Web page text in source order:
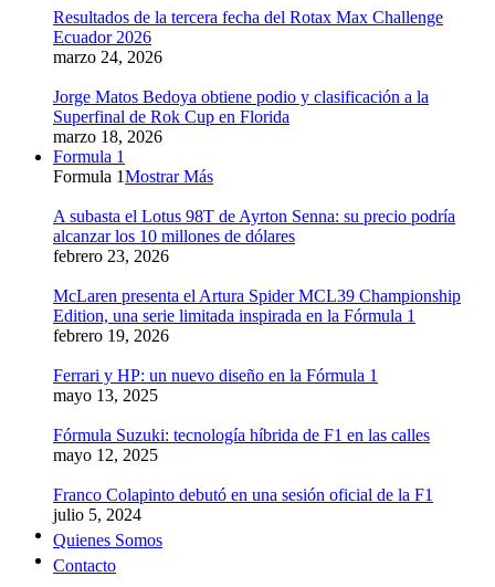
Resultados de la tercera fecha del Rotax Max Challenge
Ecuador 2026
marzo 24, 2026
Jorge Matos Bedoya obtiene podio y clasificación a la
Superfinal de Rok Cup en Florida
marzo 18, 2026
Formula 1
Formula 1Mostrar Más
A subasta el Lotus 98T de Ayrton Senna: su precio podría
alcanzar los 10 millones de dólares
febrero 23, 2026
McLaren presenta el Artura Spider MCL39 Championship
Edition, una serie limitada inspirada en la Fórmula 1
febrero 19, 2026
Ferrari y HP: un nuevo diseño en la Fórmula 1
mayo 13, 2025
Fórmula Suzuki: tecnología híbrida de F1 en las calles
mayo 12, 2025
Franco Colapinto debutó en una sesión oficial de la F1
julio 5, 2024
Quienes Somos
Contacto